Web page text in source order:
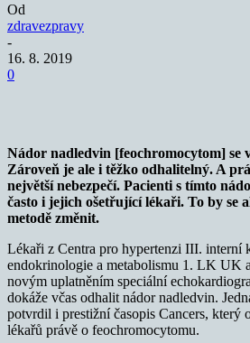
Od
zdravezpravy
-
16. 8. 2019
0
Nádor nadledvin [feochromocytom] se
Zároveň je ale i těžko odhalitelný. A
největší nebezpečí. Pacienti s tímto
často i jejich ošetřující lékaři. To by se
metodě změnit.
Lékaři z Centra pro hypertenzi III.
endokrinologie a metabolismu 1. LK UK
novým uplatněním speciální
dokáže včas odhalit nádor nadledvin.
potvrdil i prestižní časopis Cancers, který
lékařů právě o feochromocytomu.